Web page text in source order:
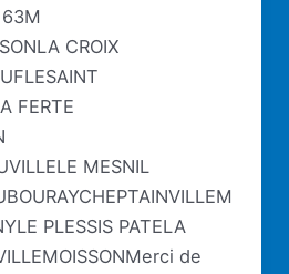
63M
CROIX
FERTE
MESNIL
PLESSIS PATELA
de